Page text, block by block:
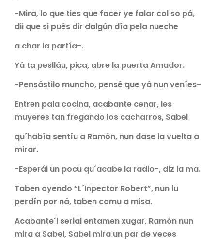
-Mira, lo que ties que facer ye falar col so pá,
dii que si pués dir dalgún día pela nueche
a char la partía-.
Yá ta peslláu, pica, abre la puerta Amador.
-Pensástilo muncho, pensé que yá nun veníes-
Entren pala cocina, acabante cenar, les
muyeres tan fregando los cacharros, Sabel
qu´había sentíu a Ramón, nun dase la vuelta a
mirar.
-Esperái un pocu qu´acabe la radio-, diz la ma.
Taben oyendo “L´Inpector Robert”, nun lu
perdín por ná, taben comu a misa.
Acabante´l serial entamen xugar, Ramón nun
mira a Sabel, Sabel mira un par de veces